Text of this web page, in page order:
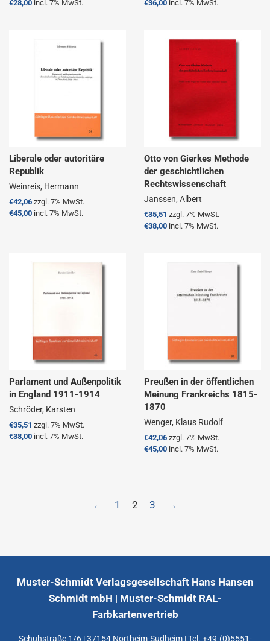
Preis
€28,00 incl. 7% MwSt.
Preis
€36,00 incl. 7% MwSt.
Liberale oder autoritäre
Republik
Weinreis, Hermann
Normaler
Preis
€42,06 zzgl. 7% MwSt.
€45,00 incl. 7% MwSt.
Otto von Gierkes Methode
der geschichtlichen
Rechtswissenschaft
Janssen, Albert
Normaler
Preis
€35,51 zzgl. 7% MwSt.
€38,00 incl. 7% MwSt.
Parlament und Außenpolitik
in England 1911-1914
Schröder, Karsten
Normaler
Preis
€35,51 zzgl. 7% MwSt.
€38,00 incl. 7% MwSt.
Preußen in der öffentlichen
Meinung Frankreichs 1815-
1870
Wenger, Klaus Rudolf
Normaler
Preis
€42,06 zzgl. 7% MwSt.
€45,00 incl. 7% MwSt.
← 1 2 3 →
Muster-Schmidt Verlagsgesellschaft Hans Hansen
Schmidt mbH | Muster-Schmidt RAL-
Farbkartenvertrieb
Schuhstraße 1/6 | 37154 Northeim-Sudheim | Tel. +49-(0)5551-